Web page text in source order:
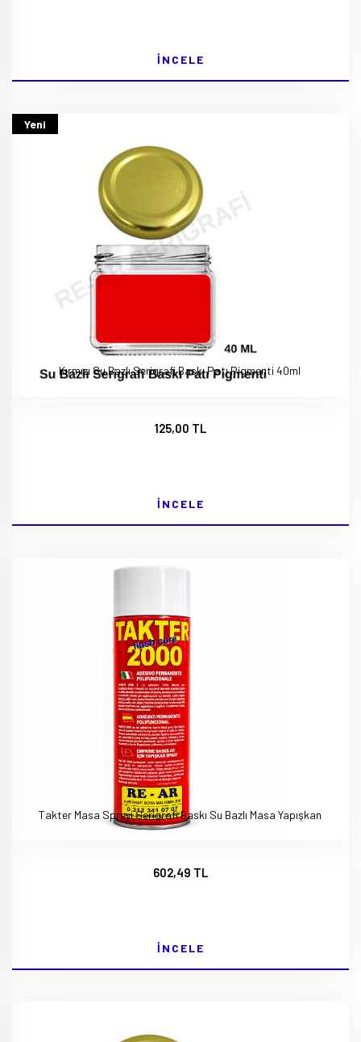
İNCELE
Yeni
Kırmızı Su Bazlı Serigrafi Baskı Patı Pigmenti 40ml
125,00 TL
İNCELE
Takter Masa Spreyi Serigrafi Baskı Su Bazlı Masa Yapışkan
602,49 TL
İNCELE